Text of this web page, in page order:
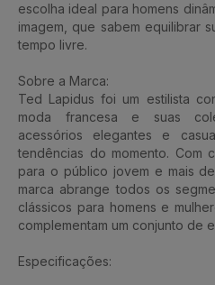
escolha ideal para homens
imagem, que sabem equilibrar
tempo livre.
Sobre a Marca:
Ted Lapidus foi um estilista
moda francesa e suas
acessórios elegantes e
tendências do momento. Com
para o público jovem e mais
marca abrange todos os
clássicos para homens e
complementam um conjunto de
Especificações: